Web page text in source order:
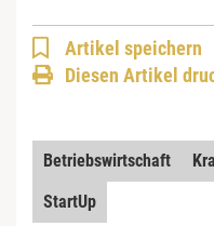
Artikel speichern
Diesen Artikel
Betriebswirtschaft
StartUp